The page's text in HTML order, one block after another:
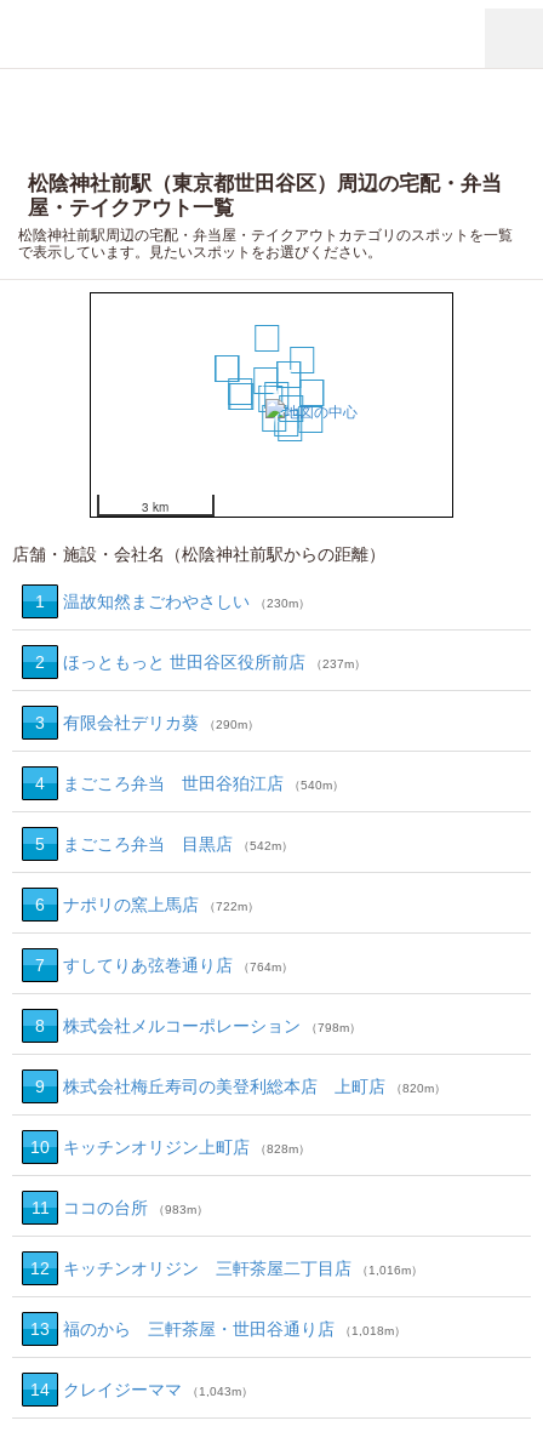
松陰神社前駅（東京都世田谷区）周辺の宅配・弁当
屋・テイクアウト一覧
松陰神社前駅周辺の宅配・弁当屋・テイクアウトカテゴリのスポットを一覧
で表示しています。見たいスポットをお選びください。
1
2
3
45
6
7
9
11
12
13
14
1519
3 km
店舗・施設・会社名（松陰神社前駅からの距離）
1 温故知然まごわやさしい （230m）
2 ほっともっと 世田谷区役所前店 （237m）
3 有限会社デリカ葵 （290m）
4 まごころ弁当 世田谷狛江店 （540m）
5 まごころ弁当 目黒店 （542m）
6 ナポリの窯上馬店 （722m）
7 すしてりあ弦巻通り店 （764m）
8 株式会社メルコーポレーション （798m）
9 株式会社梅丘寿司の美登利総本店 上町店 （820m）
10 キッチンオリジン上町店 （828m）
11 ココの台所 （983m）
12 キッチンオリジン 三軒茶屋二丁目店 （1,016m）
13 福のから 三軒茶屋・世田谷通り店 （1,018m）
14 クレイジーママ （1,043m）